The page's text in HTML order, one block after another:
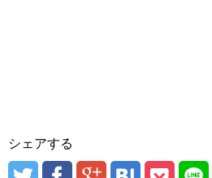
シェアする